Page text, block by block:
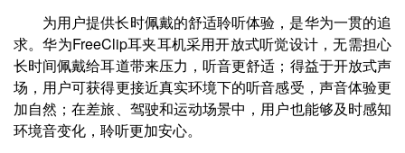
为用户提供长时佩戴的舒适聆听体验，是华为一贯的追
求。华为FreeClip耳夹耳机采用开放式听觉设计，无需担心
长时间佩戴给耳道带来压力，听音更舒适；得益于开放式声
场，用户可获得更接近真实环境下的听音感受，声音体验更
加自然；在差旅、驾驶和运动场景中，用户也能够及时感知
环境音变化，聆听更加安心。